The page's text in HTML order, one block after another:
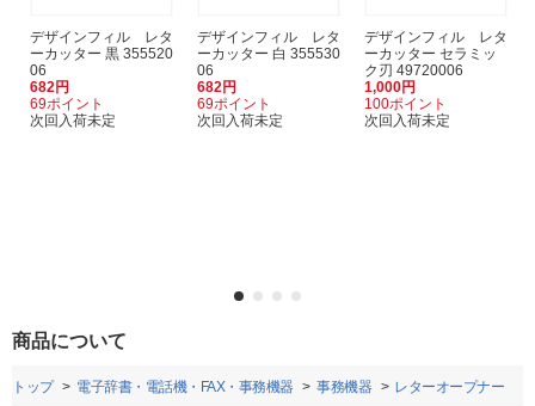
デザインフィル レタ
ーカッター 黒 355520
06
682円
69ポイント
次回入荷未定
デザインフィル レタ
ーカッター 白 355530
06
682円
69ポイント
次回入荷未定
デザインフィル レタ
ーカッター セラミッ
ク刃 49720006
1,000円
100ポイント
次回入荷未定
商品について
トップ 電子辞書・電話機・FAX・事務機器 事務機器 レターオープナー